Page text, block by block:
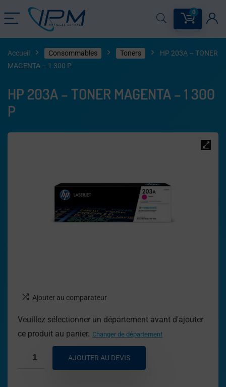
0
Accueil Consommables Toners
HP 203A – TONER
MAGENTA – 1 300 P
HP 203A – TONER MAGENTA – 1 300
P
Ajouter au comparateur
Veuillez sélectionner un département avant d'ajouter
ce produit au panier. Changer de département
AJOUTER AU DEVIS